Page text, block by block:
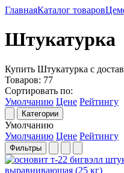
ГлавнаяКаталог товаров
Штукатурка
Купить Штукатурка с
Товаров: 77
Сортировать по:
Умолчанию Цене Рейтингу
Категории
Умолчанию
Умолчанию Цене Рейтингу
Фильтры